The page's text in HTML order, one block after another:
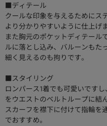
■ディテール
クールな印象を与えるためにス
より分かりやすいように仕上げ
また胸元のポケットディテール
ルに落とし込み、バルーンもた
細く見えるのも拘りです。
■スタイリング
ロンパース1着でも可愛いです
をウエストのベルトループに結
スカーフを襟下に付けて指輪を
でおすすめ。